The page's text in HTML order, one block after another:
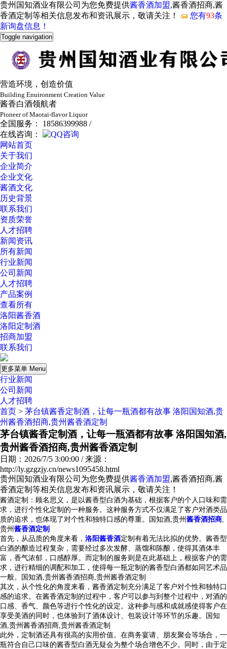
贵州国知酒业有限公司为您免费提供酱香酒加盟,酱香酒招商,酱
香酒定制等相关信息发布和资讯展示，敬请关注！
您有93条
新询盘信息！
Toggle navigation
营造环境，创造价值
Building Enuironment Creation Value
酱香白酒领航者
Pioneer of Maotai-flavor Liquor
全国服务： 18586399988 /
在线咨询：
网站首页
关于我们
企业简介
企业文化
酱酒文化
历史背景
联系我们
资质荣誉
人才招聘
新闻资讯
所有新闻
行业新闻
公司新闻
人才招聘
产品案例
查看所有
洛阳酱香酒
洛阳定制酒
招商加盟
联系我们
更多菜单 Menu
行业新闻
公司新闻
人才招聘
首页 > 茅台镇酱香定制酒，让每一瓶酒都有故事 洛阳国知酒,贵
州酱香酒招商,贵州酱香酒定制
茅台镇酱香定制酒，让每一瓶酒都有故事 洛阳国知酒,
贵州酱香酒招商,贵州酱香酒定制
日期：2026/7/5 3:00:00 / 来源：
http://ly.gzgzjy.cn/news1095458.html
贵州国知酒业有限公司为您免费提供酱香酒加盟,酱香酒招商,酱
香酒定制等相关信息发布和资讯展示，敬请关注！
酱酒定制：顾名思义，是以酱香型白酒为基础，根据客户的个人口味和需
求，进行个性化定制的一种服务。这种服务方式不仅满足了客户对酒类品
质的追求，也体现了对个性和独特口感的尊重。
国知酒,贵州 酱香酒招商,
贵州 酱香酒定制
首先，从品质的角度来看， 洛阳酱香酒定制有着无法比拟的优势。酱香型
白酒的酿造过程复杂，需要经过多次发酵、蒸馏和陈酿，使得其酒体丰
富，香气浓郁，口感醇厚。而定制的服务则是在此基础上，根据客户的需
求，进行精细的调配和加工，使得每一瓶定制的酱香型白酒都如同艺术品
一般。
国知酒,贵州酱香酒招商,贵州酱香酒定制
其次，从个性化的角度来看，酱香酒定制充分满足了客户对个性和独特口
感的追求。在酱香酒定制的过程中，客户可以参与到整个过程中，对酒的
口感、香气、颜色等进行个性化的设定。这种参与感和成就感使得客户在
享受美酒的同时，也体验到了酒体设计、包装设计等环节的乐趣。
国知
酒,贵州酱香酒招商,贵州酱香酒定制
此外，定制酒还具有很高的实用价值。在商务宴请、朋友聚会等场合，一
瓶符合自己口味的酱香型白酒无疑会为整个场合增色不少。同时，由于定